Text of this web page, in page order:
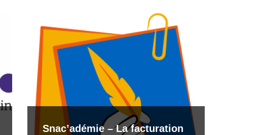
Snac’adémie – La facturation